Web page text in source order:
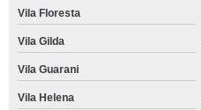
Vila Floresta
Vila Gilda
Vila Guarani
Vila Helena